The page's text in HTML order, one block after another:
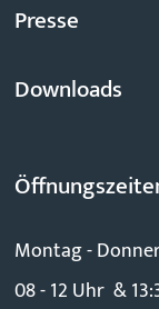
Presse
Downloads
Montag -
08 - 12 Uhr &